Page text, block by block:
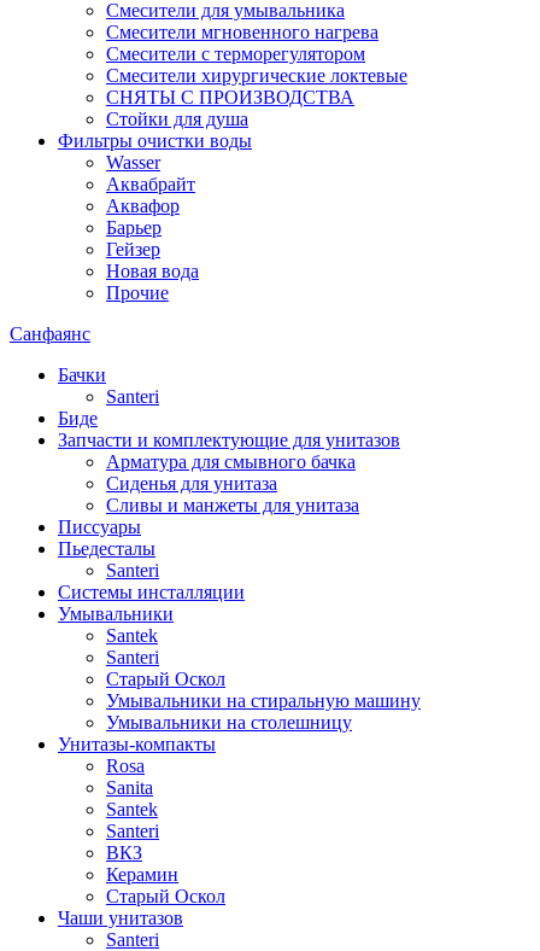
Смесители для умывальника
Смесители мгновенного нагрева
Смесители с терморегулятором
Смесители хирургические локтевые
СНЯТЫ С ПРОИЗВОДСТВА
Стойки для душа
Фильтры очистки воды
Wasser
Аквабрайт
Аквафор
Барьер
Гейзер
Новая вода
Прочие
Санфаянс
Бачки
Santeri
Биде
Запчасти и комплектующие для унитазов
Арматура для смывного бачка
Сиденья для унитаза
Сливы и манжеты для унитаза
Писсуары
Пьедесталы
Santeri
Системы инсталляции
Умывальники
Santek
Santeri
Старый Оскол
Умывальники на стиральную машину
Умывальники на столешницу
Унитазы-компакты
Rosa
Sanita
Santek
Santeri
ВКЗ
Керамин
Старый Оскол
Чаши унитазов
Santeri